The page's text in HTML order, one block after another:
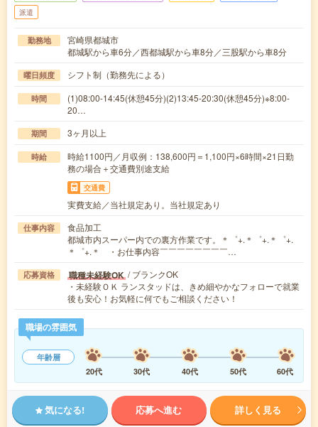
派遣
勤務地
宮崎県都城市
都城駅から車6分／西都城駅から車8分／三股駅から車8分
曜日頻度 シフト制（勤務先による）
時間
(1)08:00-14:45(休憩45分)(2)13:45-20:30(休憩45分)※8:00-
20…
期間 3ヶ月以上
時給
時給1100円／月収例：138,600円＝1,100円×6時間×21日勤
務の場合＋交通費別途支給
交通費
実費支給／当社規定あり。当社規定あり
仕事内容
食品加工
都城市内スーパー内での裏方作業です。＊゜+.＊゜+.＊゜+.
＊゜+.＊ ・お仕事内容￣￣￣￣￣￣￣￣…
応募資格 職種未経験OK / ブランクOK
・未経験ＯＫ ランスタッドは、きめ細やかなフォローで就業
後も安心！お気軽に何でもご相談ください！
職場の雰囲気
年齢層
20代
30代 40代 50代 60代
気になる! 応募へ進む 詳しく見る